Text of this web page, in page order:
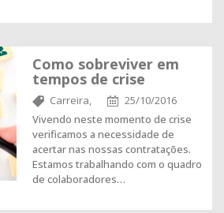
Como sobreviver em
tempos de crise
Carreira,
25/10/2016
Vivendo neste momento de crise
verificamos a necessidade de
acertar nas nossas contratações.
Estamos trabalhando com o quadro
de colaboradores…